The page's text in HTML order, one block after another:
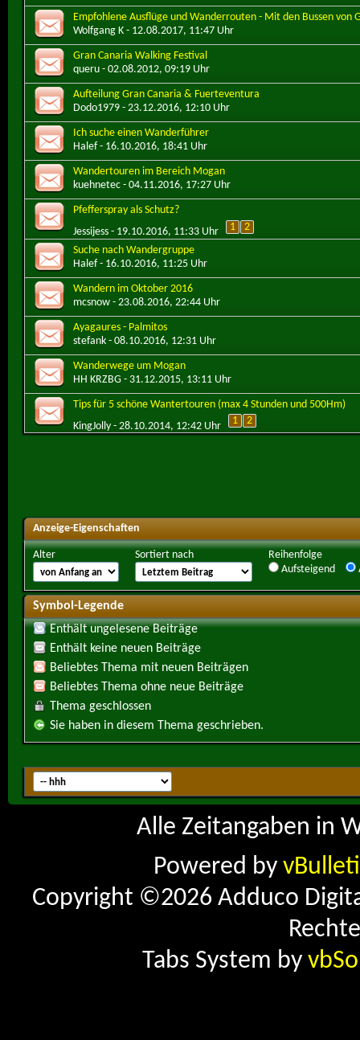
Empfohlene Ausflüge und Wanderrouten - Mit den Bussen von
Wolfgang K - 12.08.2017, 11:47 Uhr
Gran Canaria Walking Festival
queru - 02.08.2012, 09:19 Uhr
Aufteilung Gran Canaria & Fuerteventura
Dodo1979 - 23.12.2016, 12:10 Uhr
Ich suche einen Wanderführer
Halef- 16.10.2016, 18:41 Uhr
Wandertouren im Bereich Mogan
kuehnetec - 04.11.2016, 17:27 Uhr
Pfefferspray als Schutz?
Jessijess - 19.10.2016, 11:33 Uhr 1
2
Suche nach Wandergruppe
Halef- 16.10.2016, 11:25 Uhr
Wandern im Oktober 2016
mcsnow - 23.08.2016, 22:44 Uhr
Ayagaures - Palmitos
stefank - 08.10.2016, 12:31 Uhr
Wanderwege um Mogan
HH KRZBG - 31.12.2015, 13:11 Uhr
Tips für 5 schöne Wantertouren (max 4 Stunden und 500Hm)
KingJolly - 28.10.2014, 12:42 Uhr 1 2
Anzeige-Eigenschaften
Alter Sortiert nach
Reihenfolge
Aufsteigend
Symbol-Legende
Enthält ungelesene Beiträge
Enthält keine neuen Beiträge
Beliebtes Thema mit neuen Beiträgen
Beliebtes Thema ohne neue Beiträge
Thema geschlossen
Sie haben in diesem Thema geschrieben.
Alle Zeitangaben in
Powered by
Copyright ©2026 Adduco
Tabs System by